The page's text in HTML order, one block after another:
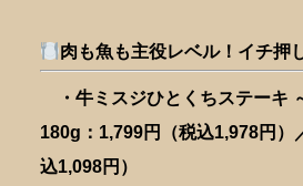
肉も魚も主役レベル！イチ押
・牛ミスジひとくちステーキ
180g：1,799円（税込1,978円）
込1,098円）